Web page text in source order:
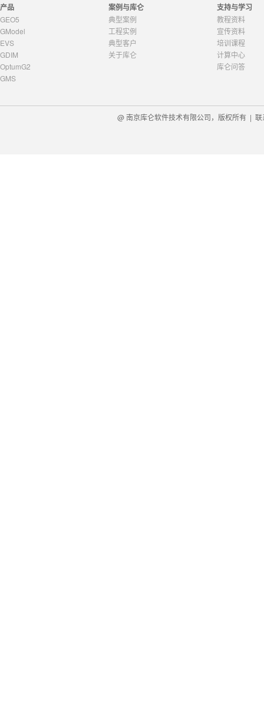
产品
GEO5
GModel
EVS
GDIM
OptumG2
GMS
案例与库仑
典型案例
工程实例
典型客户
关于库仑
支持与学习
教程资料
宣传资料
培训课程
计算中心
库仑问答
@ 南京库仑软件技术有限公司，版权所有 | 联